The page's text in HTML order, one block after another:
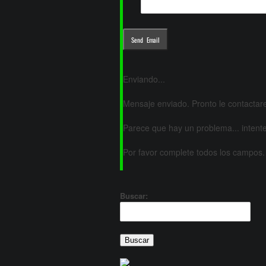
Enviando...
Mensaje enviado. Pronto le
Parece que hay un problema...
Por favor complete todos los campos.
Buscar: